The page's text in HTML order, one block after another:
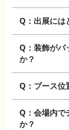
Q：出展には
Q：装飾がパ
か？
Q：ブース位
Q：会場内で
か？